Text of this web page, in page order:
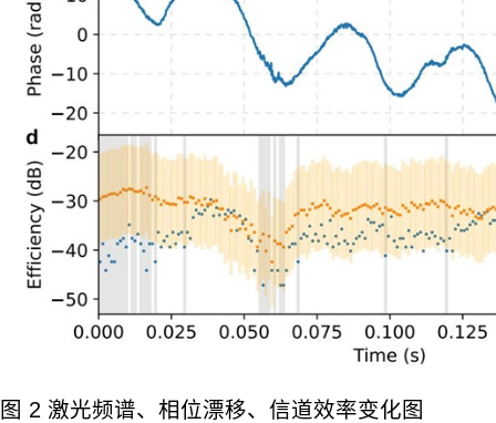
图 2 激光频谱、相位漂移、信道效率变化图